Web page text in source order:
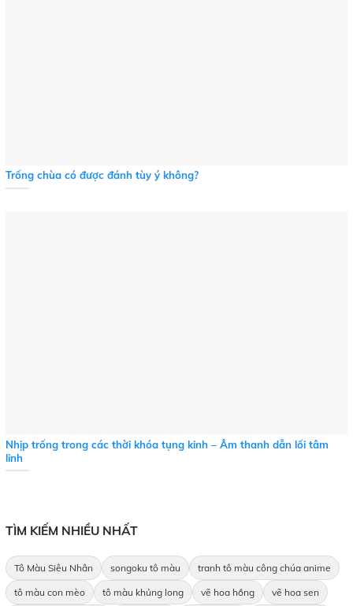
Trống chùa có được đánh tùy ý không?
Nhịp trống trong các thời khóa tụng kinh – Âm thanh dẫn lối tâm
linh
TÌM KIẾM NHIỀU NHẤT
Tô Màu Siêu Nhân songoku tô màu tranh tô màu công chúa anime
tô màu con mèo tô màu khủng long vẽ hoa hồng vẽ hoa sen